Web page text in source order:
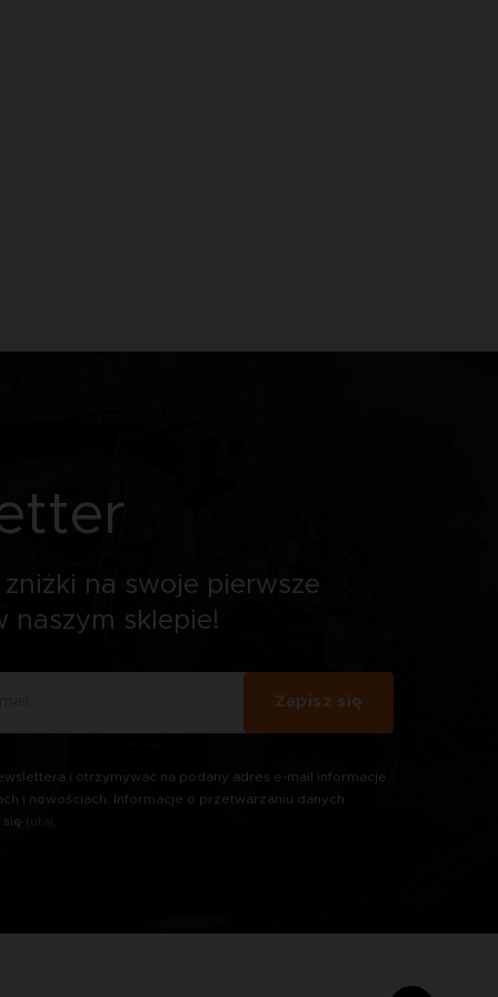
zniżki na swoje pierwsze
naszym sklepie!
i otrzymywać na podany adres e-mail informacje
i nowościach. Informacje o przetwarzaniu danych
się tutaj
Zapisz się